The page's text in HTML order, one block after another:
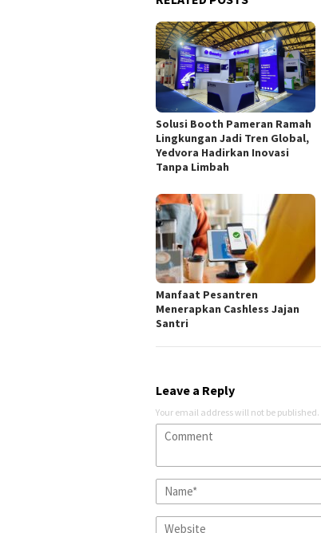
Solusi Booth Pameran Ramah
Lingkungan Jadi Tren Global,
Yedvora Hadirkan Inovasi
Tanpa Limbah
Manfaat Pesantren
Menerapkan Cashless Jajan
Santri
Leave a Reply
Your email address will not be published.